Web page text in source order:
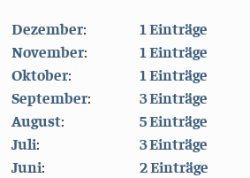
Dezember:
1 Einträge
November:
1 Einträge
Oktober:
1 Einträge
September:
3 Einträge
August:
5 Einträge
Juli:
3 Einträge
Juni:
2 Einträge